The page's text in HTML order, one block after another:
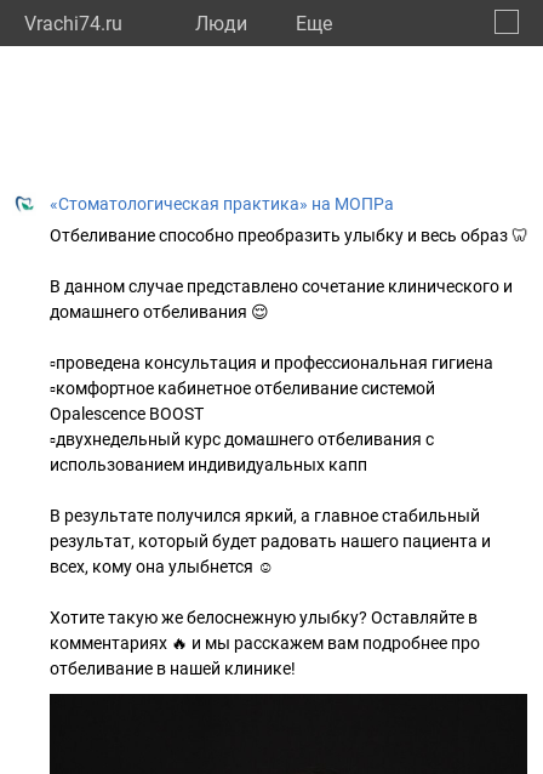
Vrachi74.ru Люди Eще
«Стоматологическая практика» на МОПРа
Отбеливание способно преобразить улыбку и весь образ 🦷
В данном случае представлено сочетание клинического и
домашнего отбеливания 😌
▫️проведена консультация и профессиональная гигиена
▫️комфортное кабинетное отбеливание системой
Opalescence BOOST
▫️двухнедельный курс домашнего отбеливания с
использованием индивидуальных капп
В результате получился яркий, а главное стабильный
результат, который будет радовать нашего пациента и
всех, кому она улыбнется ☺️
Хотите такую же белоснежную улыбку? Оставляйте в
комментариях 🔥 и мы расскажем вам подробнее про
отбеливание в нашей клинике!